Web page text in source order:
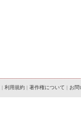
| 利用規約 | 著作権について | お問